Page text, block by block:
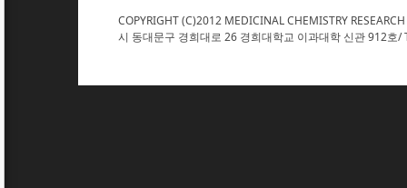
COPYRIGHT (C)2012 MEDICINAL CHEMISTRY
시 동대문구 경희대로 26 경희대학교 이과대학 신관 912